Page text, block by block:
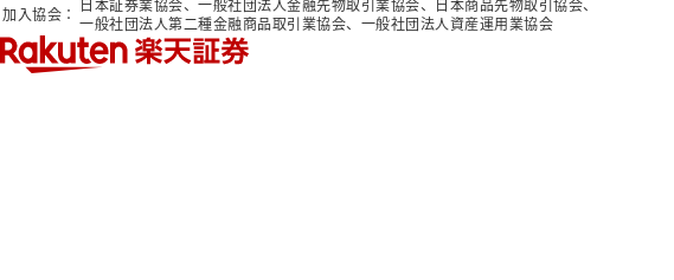
加入協会： 日本証券業協会、一般社団法人金融先物取引業協会、日本商品先物取引協会、
一般社団法人第二種金融商品取引業協会、一般社団法人資産運用業協会